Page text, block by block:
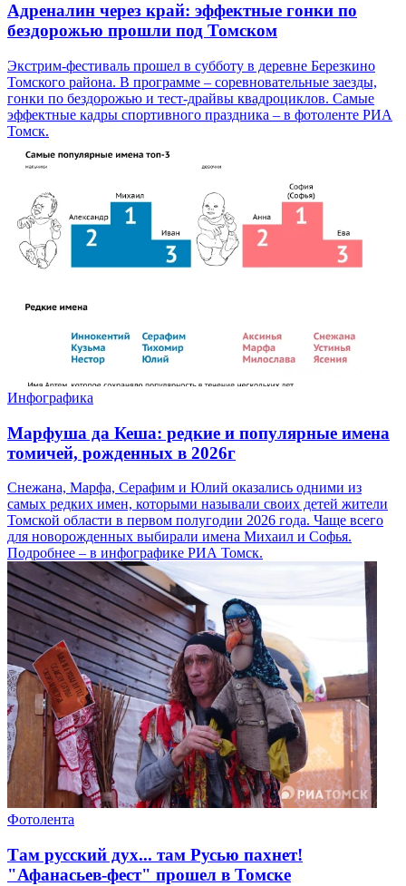
Адреналин через край: эффектные гонки по
бездорожью прошли под Томском
Экстрим-фестиваль прошел в субботу в деревне Березкино
Томского района. В программе – соревновательные заезды,
гонки по бездорожью и тест-драйвы квадроциклов. Самые
эффектные кадры спортивного праздника – в фотоленте РИА
Томск.
Инфографика
Марфуша да Кеша: редкие и популярные имена
томичей, рожденных в 2026г
Снежана, Марфа, Серафим и Юлий оказались одними из
самых редких имен, которыми называли своих детей жители
Томской области в первом полугодии 2026 года. Чаще всего
для новорожденных выбирали имена Михаил и Софья.
Подробнее – в инфографике РИА Томск.
Фотолента
Там русский дух... там Русью пахнет!
"Афанасьев-фест" прошел в Томске